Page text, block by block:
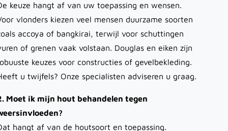
keuze hangt af van uw toepassing en wensen.
vlonders kiezen veel mensen duurzame soorten
accoya of bangkirai, terwijl voor schuttingen
of grenen vaak volstaan. Douglas en eiken zijn
keuzes voor constructies of gevelbekleding.
u twijfels? Onze specialisten adviseren u graag.
Moet ik mijn hout behandelen tegen
hangt af van de houtsoort en toepassing.